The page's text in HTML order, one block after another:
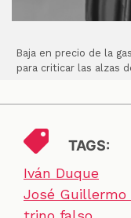
Baja en precio de la
para criticar las alzas
TAGS:
Iván Duque
José Guillermo